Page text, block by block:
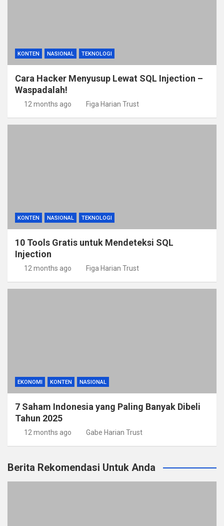
KONTEN NASIONAL TEKNOLOGI
Cara Hacker Menyusup Lewat SQL Injection –
Waspadalah!
12 months ago Figa Harian Trust
KONTEN NASIONAL TEKNOLOGI
10 Tools Gratis untuk Mendeteksi SQL
Injection
12 months ago Figa Harian Trust
EKONOMI KONTEN NASIONAL
7 Saham Indonesia yang Paling Banyak Dibeli
Tahun 2025
12 months ago Gabe Harian Trust
Berita Rekomendasi Untuk Anda